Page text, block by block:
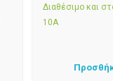
Διαθέσιμο και
10Α